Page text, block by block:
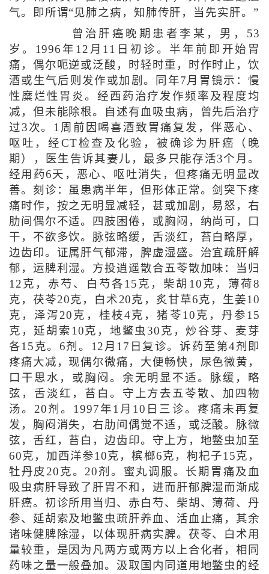
气。即所谓“见肺之病，知肺传肝，当先实肝。”
曾治肝癌晚期患者李某，男，53
岁。1996年12月11日初诊。半年前即开始胃
痛，偶尔呃逆或泛酸，时轻时重，时作时止，饮
酒或生气后则发作或加剧。同年7月胃镜示：慢
性糜烂性胃炎。经西药治疗发作频率及程度均
减，但未能除根。自述有血吸虫病，曾先后治疗
过3次。1周前因喝喜酒致胃痛复发，伴恶心、
呕吐，经CT检查及化验，被确诊为肝癌（晚
期），医生告诉其妻儿，最多只能存活3个月。
经用药6天，恶心、呕吐消失，但疼痛无明显改
善。刻诊：虽患病半年，但形体正常。剑突下疼
痛时作，按之无明显减轻，甚或加剧，易怒，右
肋间偶尔不适。四肢困倦，或胸闷，纳尚可，口
干，不欲多饮。脉弦略缓，舌淡红，苔白略厚，
边齿印。证属肝气郁滞，脾虚湿盛。治宜疏肝解
郁，运脾利湿。方投逍遥散合五苓散加味：当归
12克，赤芍、白芍各15克，柴胡10克，薄荷8
克，茯苓20克，白术20克，炙甘草6克，生姜10
克，泽泻20克，桂枝4克，猪苓10克，丹参15
克，延胡索10克，地鳖虫30克，炒谷芽、麦芽
各15克。6剂。12月17日复诊。诉药至第4剂即
疼痛大减，现偶尔微痛，大便畅快，尿色微黄，
口干思水，或胸闷。余无明显不适。脉缓，略
弦，舌淡红，苔白。守上方去五苓散、加四物
汤。20剂。1997年1月10日三诊。疼痛未再复
发，胸闷消失，右肋间偶觉不适，或泛酸。脉微
弦，舌红，苔白，边齿印。守上方，地鳖虫加至
60克，加西洋参10克，槟榔6克，枸杞子15克，
牡丹皮20克。20剂。蜜丸调服。长期胃痛及血
吸虫病肝导致了肝胃不和，进而肝郁脾湿而渐成
肝癌。初诊所用当归、赤白芍、柴胡、薄荷、丹
参、延胡索及地鳖虫疏肝养血、活血止痛，其余
诸味健脾除湿，以体现肝病实脾。茯苓、白术用
量较重，是因为凡两方或两方以上合化者，相同
药味之量一般叠加。汲取国内同道用地鳖虫的经